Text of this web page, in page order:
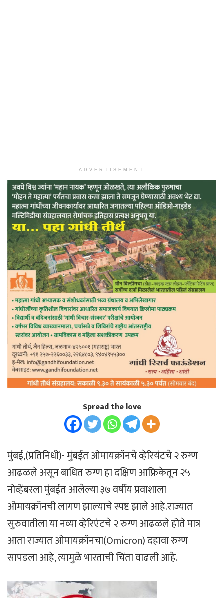
ADVERTISEMENT
Spread the love
मुंबई,(प्रतिनिधी)- मुंबईत ओमायक्रॉनचे व्हेरियंटचे २ रुग्ण
आढळले असून बाधित रुग्ण हा दक्षिण आफ्रिकेतून २५
नोव्हेंबरला मुंबईत आलेल्या ३७ वर्षीय प्रवाशाला
ओमायक्रॉनची लागण झाल्याचे स्पष्ट झाले आहे.राज्यात
सुरुवातीला या नव्या व्हेरिएंटचे २ रुग्ण आढळले होते मात्र
आता राज्यात ओमायक्रॉनचा(Omicron) दहावा रुग्ण
सापडला आहे, त्यामुळे भारताची चिंता वाढली आहे.